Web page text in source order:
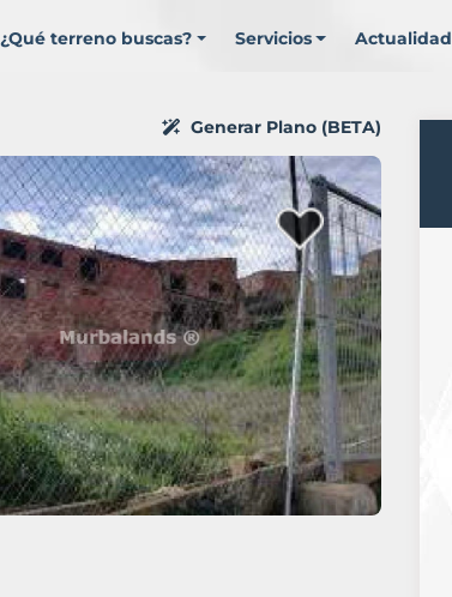
¿Qué terreno buscas? Servicios Actualidad
Generar Plano (BETA)